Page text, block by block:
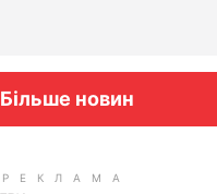
Більше новин